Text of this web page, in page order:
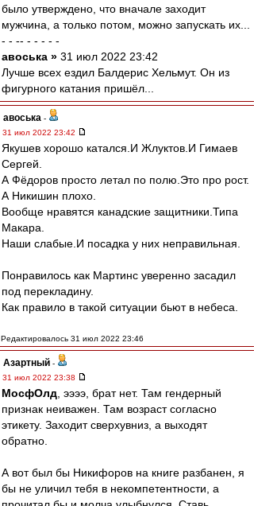
было утверждено, что вначале заходит
мужчина, а только потом, можно запускать их...
- - -- - - - - -
авоська » 31 июл 2022 23:42
Лучше всех ездил Балдерис Хельмут. Он из
фигурного катания пришёл...
авоська -
31 июл 2022 23:42
Якушев хорошо катался.И Жлуктов.И Гимаев
Сергей.
А Фёдоров просто летал по полю.Это про рост.
А Никишин плохо.
Вообще нравятся канадские защитники.Типа
Макара.
Наши слабые.И посадка у них неправильная.
Понравилось как Мартинс уверенно засадил
под перекладину.
Как правило в такой ситуации бьют в небеса.
Редактировалось 31 июл 2022 23:46
Азартный -
31 июл 2022 23:38
МосфОлд , ээээ, брат нет. Там гендерный
признак неиважен. Там возраст согласно
этикету. Заходит сверхувниз, а выходят
обратно.
А вот был бы Никифоров на книге разбанен, я
бы не уличил тебя в некомпетентности, а